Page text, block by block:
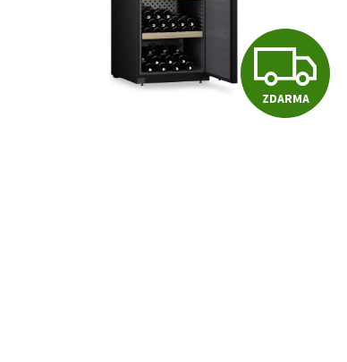
Z
D
ZDARMA